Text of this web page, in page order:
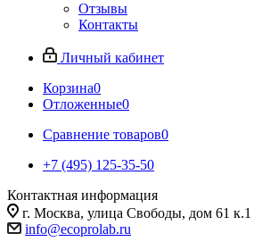
Отзывы
Контакты
Личный кабинет
Корзина0
Отложенные0
Сравнение товаров0
+7 (495) 125-35-50
Контактная информация
г. Москва, улица Свободы, дом 61 к.1
info@ecoprolab.ru